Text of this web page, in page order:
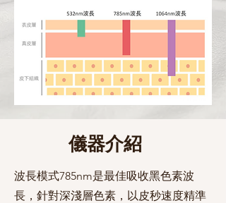
儀器介紹
波長模式785nm是最佳吸收黑色素波
長，針對深淺層色素，以皮秒速度精準